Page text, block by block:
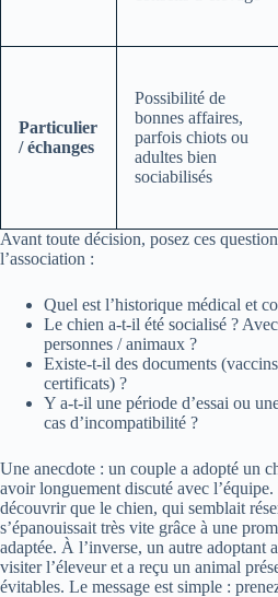
Particulier
/ échanges
Possibilité de
bonnes affaires,
parfois chiots ou
adultes bien
sociabilisés
Avant toute décision, posez ces
l’association :
Quel est l’historique médical et
Le chien a-t-il été socialisé ?
personnes / animaux ?
Existe-t-il des documents
certificats) ?
Y a-t-il une période d’essai ou
cas d’incompatibilité ?
Une anecdote : un couple a adopté un
avoir longuement discuté avec
découvrir que le chien, qui semblait
s’épanouissait très vite grâce à une
adaptée. À l’inverse, un autre adoptant
visiter l’éleveur et a reçu un animal
évitables. Le message est simple :